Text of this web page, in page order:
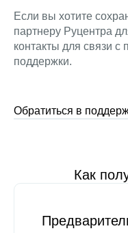
Если вы хотите
партнеру Руцентра
контакты для связи
поддержки.
Обратиться в
Как